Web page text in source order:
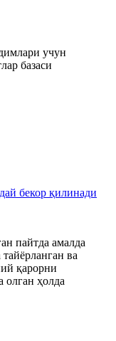
учун
базаси
бекор қилинади
пайтда амалда
ва
қарорни
олган ҳолда